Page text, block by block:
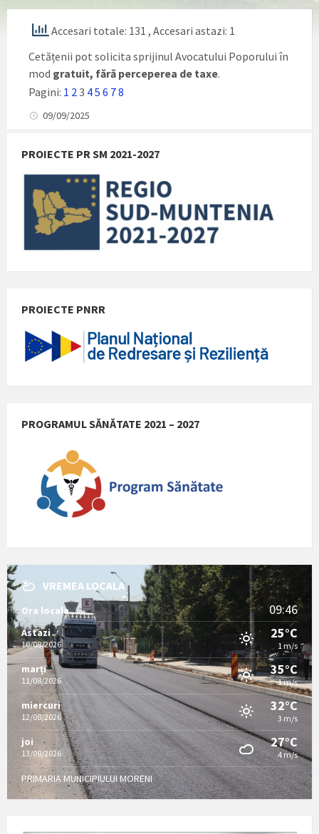
Accesari totale: 131 , Accesari astazi: 1
Cetățenii pot solicita sprijinul Avocatului Poporului în
mod gratuit, fără perceperea de taxe.
Pagini: 1 2 3 45 6 78
09/09/2025
PROIECTE PR SM 2021-2027
PROIECTE PNRR
PROGRAMUL SĂNĂTATE 2021 – 2027
VREMEA LOCALA
Ora locala 09:46
Astazi
10/08/2026
25°C
1 m/s
marți
11/08/2026
35°C
1 m/s
miercuri
12/08/2026
32°C
3 m/s
joi
13/08/2026
27°C
4 m/s
PRIMARIA MUNICIPIULUI MORENI